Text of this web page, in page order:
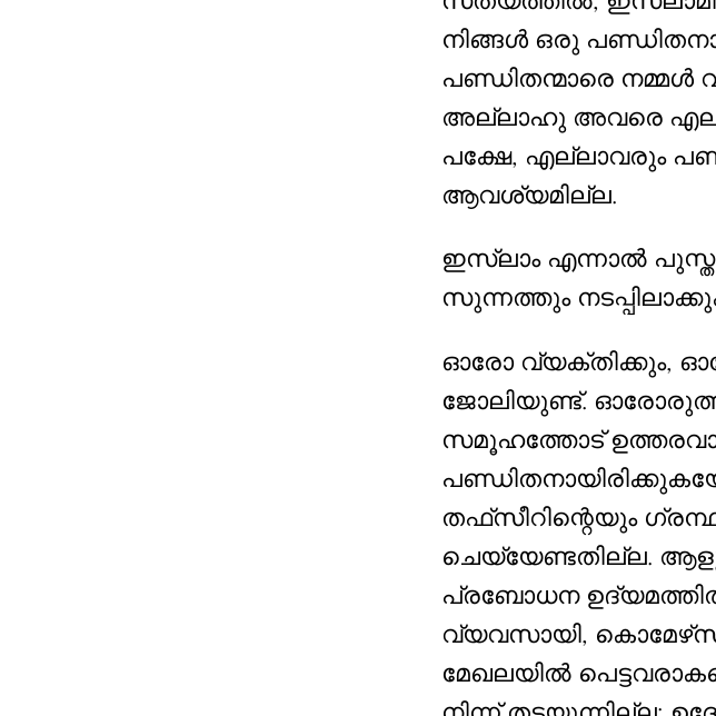
നിങ്ങൾ ഒരു
പണ്ഡിതന്മാരെ നമ്മൾ
അല്ലാഹു അവരെ
പക്ഷേ, എല്ലാവരും
ആവശ്യമില്ല.
ഇസ്‌ലാം എന്നാൽ
സുന്നത്തും
ഓരോ വ്യക്തിക്കും,
ജോലിയുണ്ട്.
സമൂഹത്തോട്
തഫ്‌സീറിന്റെയും
ചെയ്യേണ്ടതില്ല.
പ്രബോധന
വ്യവസായി, കൊമേഴ്‌സ്
മേഖലയിൽ